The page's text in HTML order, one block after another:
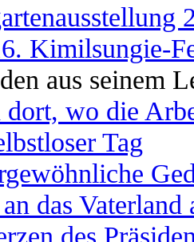
Kimilsungie-
aus seinem
dort, wo die
Tag
das
des